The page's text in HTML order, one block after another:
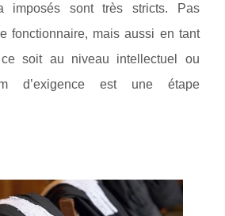
imposés sont très stricts. Pas
fonctionnaire, mais aussi en tant
soit au niveau intellectuel ou
d’exigence est une étape